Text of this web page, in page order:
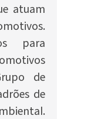
atuam
para
de
de